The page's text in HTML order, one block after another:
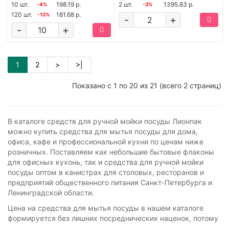
10 шт.
-4%
198.19 р.
120 шт.
-12% 181.68 р.
+
-
2 шт.
-3% 1395.83 р.
+
-
1 2 > >|
Показано с 1 по 20 из 21 (всего 2 страниц)
В каталоге средств для ручной мойки посуды Лионпак
можно купить средства для мытья посуды для дома,
офиса, кафе и профессиональной кухни по ценам ниже
розничных. Поставляем как небольшие бытовые флаконы
для офисных кухонь, так и средства для ручной мойки
посуды оптом в канистрах для столовых, ресторанов и
предприятий общественного питания Санкт-Петербурга и
Ленинградской области.
Цена на средства для мытья посуды в нашем каталоге
формируется без лишних посреднических наценок, потому